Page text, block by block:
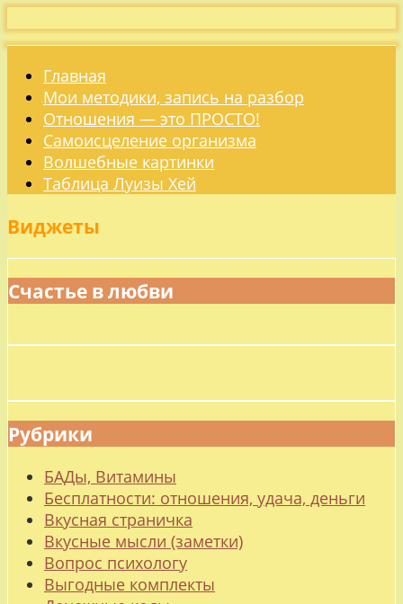
Главная
Мои методики, запись на разбор
Отношения — это ПРОСТО!
Самоисцеление организма
Волшебные картинки
Таблица Луизы Хей
Виджеты
Счастье в любви
Рубрики
БАДы, Витамины
Бесплатности: отношения, удача, деньги
Вкусная страничка
Вкусные мысли (заметки)
Вопрос психологу
Выгодные комплекты